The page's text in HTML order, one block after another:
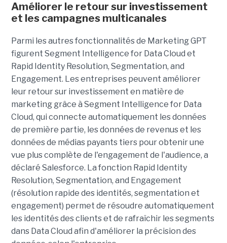
Améliorer le retour sur investissement
et les campagnes multicanales
Parmi les autres fonctionnalités de Marketing GPT
figurent Segment Intelligence for Data Cloud et
Rapid Identity Resolution, Segmentation, and
Engagement. Les entreprises peuvent améliorer
leur retour sur investissement en matière de
marketing grâce à Segment Intelligence for Data
Cloud, qui connecte automatiquement les données
de première partie, les données de revenus et les
données de médias payants tiers pour obtenir une
vue plus complète de l'engagement de l'audience, a
déclaré Salesforce. La fonction Rapid Identity
Resolution, Segmentation, and Engagement
(résolution rapide des identités, segmentation et
engagement) permet de résoudre automatiquement
les identités des clients et de rafraîchir les segments
dans Data Cloud afin d'améliorer la précision des